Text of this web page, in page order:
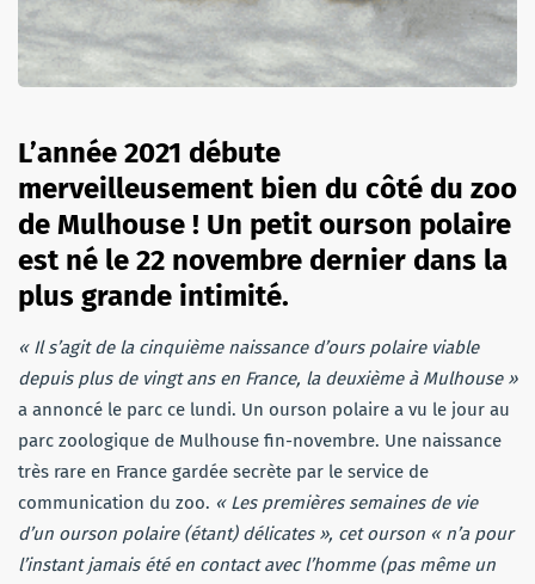
L’année 2021 débute
merveilleusement bien du côté du zoo
de Mulhouse ! Un petit ourson polaire
est né le 22 novembre dernier dans la
plus grande intimité.
« Il s’agit de la cinquième naissance d’ours polaire viable
depuis plus de vingt ans en France, la deuxième à Mulhouse »
a annoncé le parc ce lundi. Un ourson polaire a vu le jour au
parc zoologique de Mulhouse fin-novembre. Une naissance
très rare en France gardée secrète par le service de
communication du zoo. « Les premières semaines de vie
d’un ourson polaire (étant) délicates », cet ourson « n’a pour
l’instant jamais été en contact avec l’homme (pas même un